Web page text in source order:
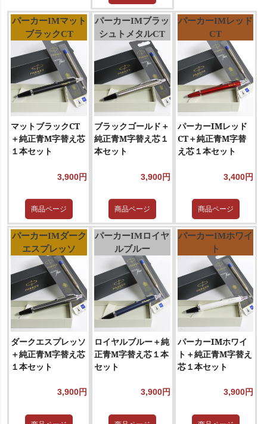
パーカーIMマット
ブラックCT
マットブラックCT
＋純正青M字替え芯
１本セット
3,900円
商品ページ
パーカーIMブラッ
シュトメタルCT
ブラックゴールド＋
純正青M字替え芯１
本セット
3,900円
商品ページ
パーカーIMレッド
CT
パーカーIMレッド
CT＋純正青M字替
え芯１本セット
3,400円
商品ページ
パーカーIMダーク
エスプレッソ
ダークエスプレッソ
＋純正青M字替え芯
１本セット
3,900円
パーカーIMロイヤ
ルブルー
ロイヤルブルー＋純
正青M字替え芯１本
セット
3,900円
パーカーIMホワイ
ト
パーカーIMホワイ
ト＋純正青M字替え
芯１本セット
3,900円